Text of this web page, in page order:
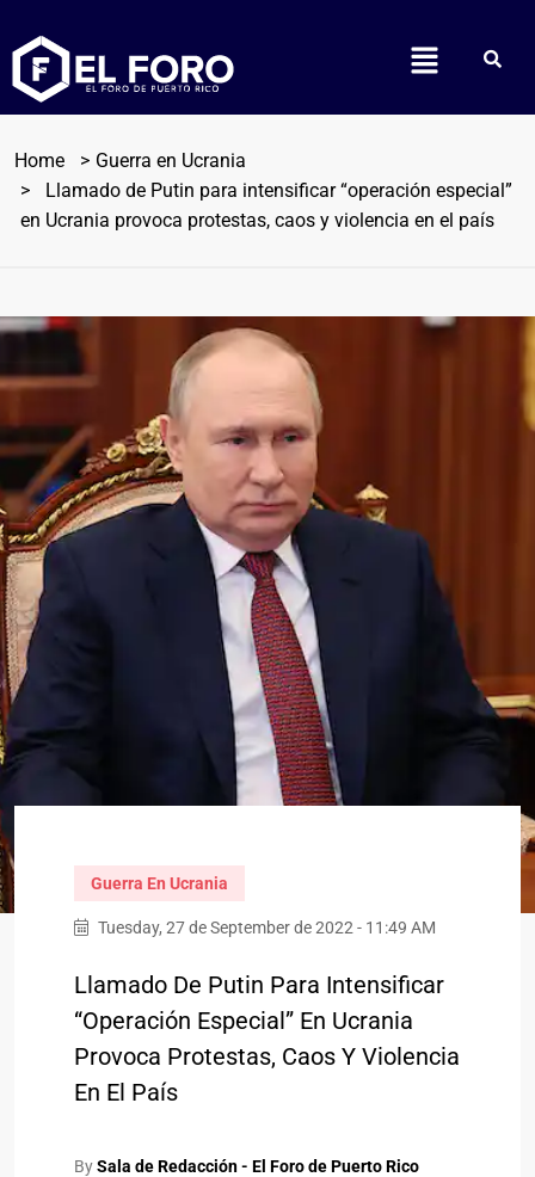
Home
Guerra en Ucrania
Llamado de Putin para intensificar “operación especial”
en Ucrania provoca protestas, caos y violencia en el país
Guerra En Ucrania
Tuesday, 27 de September de 2022 - 11:49 AM
Llamado De Putin Para Intensificar
“operación Especial” En Ucrania
Provoca Protestas, Caos Y Violencia
En El País
BySala de Redacción - El Foro de Puerto Rico